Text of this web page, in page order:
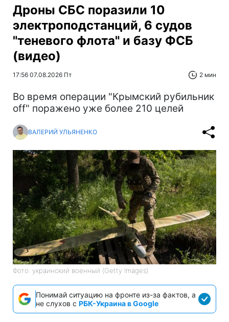
Дроны СБС поразили 10
электроподстанций, 6 судов
"теневого флота" и базу ФСБ
(видео)
17:56 07.08.2026 Пт 2 мин
Во время операции "Крымский рубильник
off" поражено уже более 210 целей
ВАЛЕРИЙ УЛЬЯНЕНКО
Фото: украинский военный (Getty Images)
Понимай ситуацию на фронте из-за фактов, а
не слухов с РБК-Украина в Google